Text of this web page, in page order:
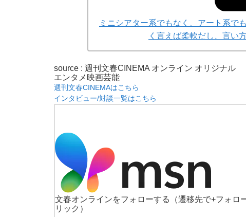
ミニシアター系でもなく、アート系
く言えば柔軟だし、言い
source : 週刊文春CINEMA オンライン オリジナル
エンタメ 映画芸能
週刊文春CINEMAはこちら
インタビュー/対談一覧はこちら
文春オンラインをフォローする
（遷移先で+フォロ
リック）